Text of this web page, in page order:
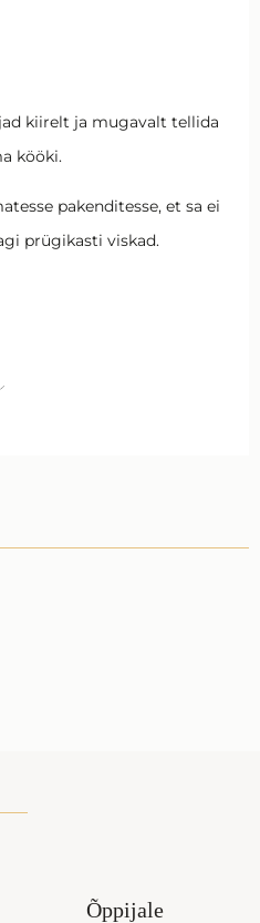
kiirelt ja mugavalt tellida
kööki.
pakenditesse, et sa ei
prügikasti viskad.
Õppijale